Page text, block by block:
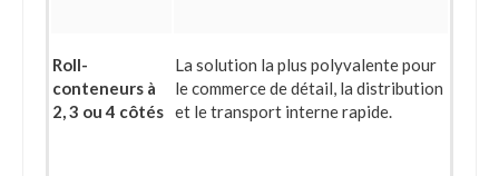
Roll-
conteneurs à
2, 3 ou 4 côtés
La solution la plus polyvalente pour
le commerce de détail, la distribution
et le transport interne rapide.